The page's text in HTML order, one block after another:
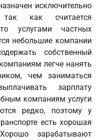
исключительно
как считается
услугами частных
небольшие компании
собственный
легче нанять
чем заниматься
зарплату
компаниям услуги
редко, поэтому у
есть хорошая
зарабатывают